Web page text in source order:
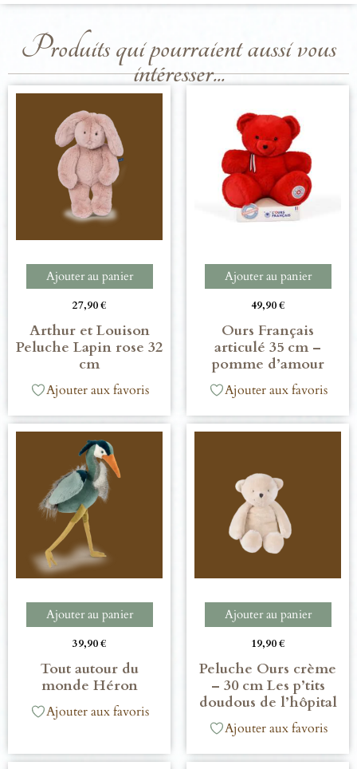
Produits qui pourraient aussi vous
intéresser...
Ajouter au panier
27,90€
Arthur et Louison
Peluche Lapin rose 32
cm
Ajouter aux favoris
Ajouter au panier
49,90€
Ours Français
articulé 35 cm –
pomme d’amour
Ajouter aux favoris
Ajouter au panier
39,90€
Tout autour du
monde Héron
Ajouter aux favoris
Ajouter au panier
19,90€
Peluche Ours crème
– 30 cm Les p’tits
doudous de l’hôpital
Ajouter aux favoris